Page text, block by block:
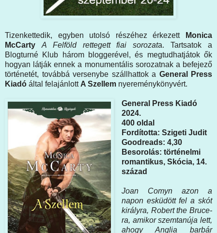
Tizenkettedik, egyben utolsó részéhez érkezett
Monica
McCarty
A Felföld rettegett fiai sorozata. Tartsatok a
Blogturné Klub három bloggerével, és megtudhatjátok ők
hogyan látják ennek a monumentális sorozatnak a befejező
történetét, továbbá versenybe szállhattok a General Press
Kiadó által felajánlott A Szellem nyereménykönyvért.
General Press Kiadó
2024.
400 oldal
Fordította: Szigeti Judit
Goodreads: 4,30
Besorolás: történelmi
romantikus, Skócia, 14.
század
Joan ​Comyn azon a
napon esküdött fel a skót
királyra, Robert the Bruce-
ra, amikor szemtanúja lett,
ahogy Anglia barbár